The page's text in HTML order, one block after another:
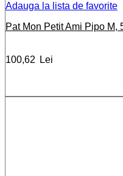
Adauga la lista de favorite
Pat Mon Petit Ami Pipo M,
100,62 Lei